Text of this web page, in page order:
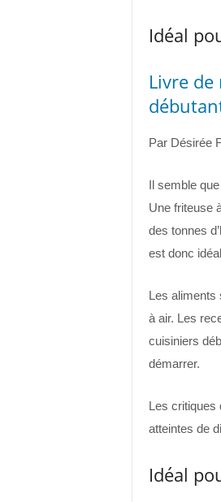
Idéal
Livre
Par Désirée
Il semble
Une friteuse
des tonnes
est donc
Les aliments
à air. Les
cuisiniers
démarrer.
Les critiques
atteintes de
Idéal